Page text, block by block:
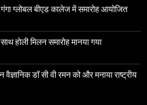
गंगा ग्लोबल बीएड कालेज में समारोह आयोजित
होली मिलन समारोह मानया गया
डॉ सी वी रमन को और मनाया राष्ट्रीय